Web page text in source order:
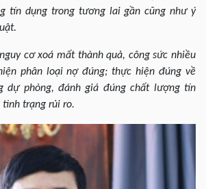
tín dụng trong tương lai gần cũng như ý
cơ xoá mất thành quả, công sức nhiều
phân loại nợ đúng; thực hiện đúng về
dự phòng, đánh giá đúng chất lượng tín
tình trạng rủi ro.